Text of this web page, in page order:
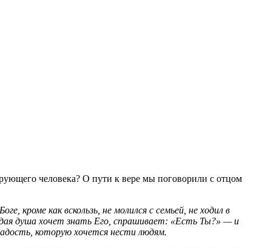
человека? О пути к вере мы поговорили с отцом
кроме как вскользь, не молился с семьей, не ходил в
душа хочет знать Его, спрашивает: «Есть Ты?» — и
которую хочется нести людям.